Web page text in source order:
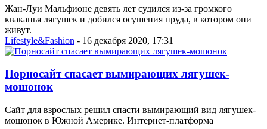
Жан-Луи Мальфионе девять лет судился из-за громкого
кваканья лягушек и добился осушения пруда, в котором они
живут.
Lifestyle&Fashion - 16 декабря 2020, 17:31
Порносайт спасает вымирающих лягушек-
мошонок
Сайт для взрослых решил спасти вымирающий вид лягушек-
мошонок в Южной Америке. Интернет-платформа